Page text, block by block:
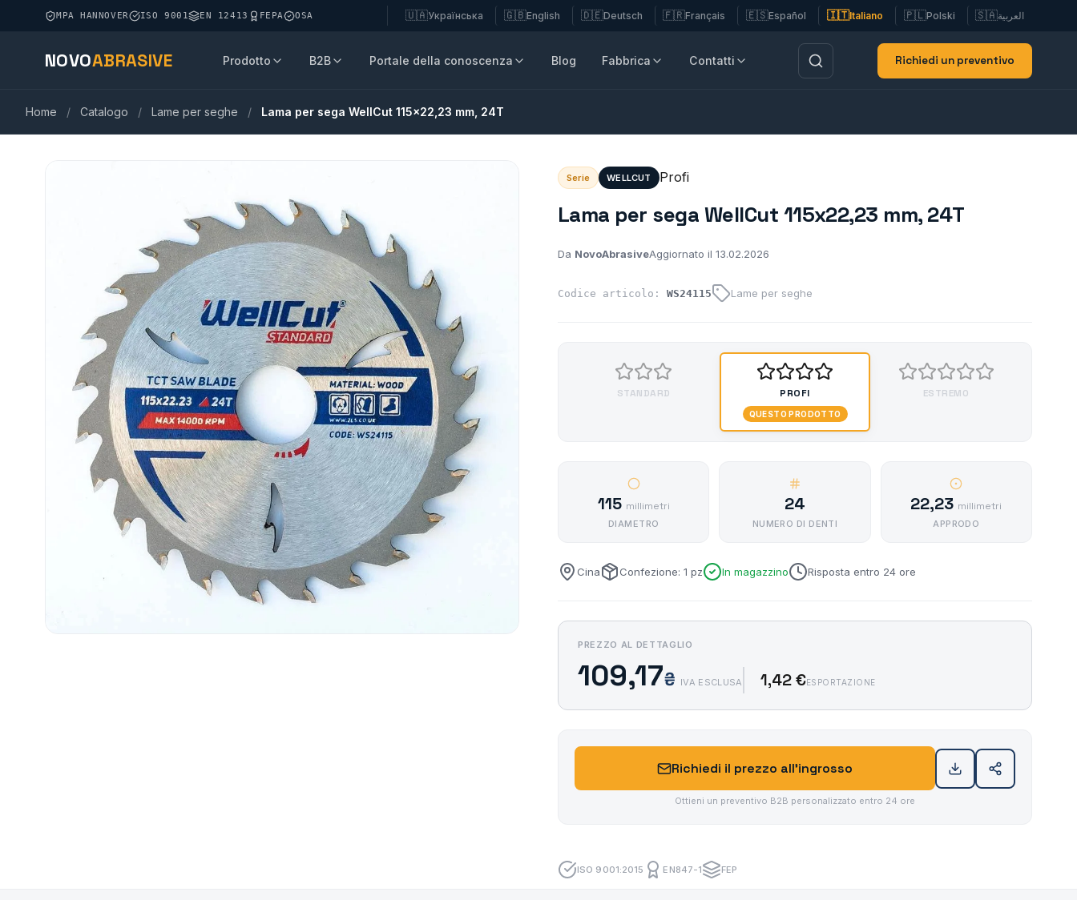
MPA HANNOVER ISO 9001 EN 12413 FEPA OSA 🇺🇦Українська 🇬🇧English 🇩🇪Deutsch 🇫🇷Français 🇪🇸Español 🇮🇹Italiano 🇵🇱Polski 🇸🇦العربية
NOVOABRASIVE Prodotto B2B Portale della conoscenza Blog Fabbrica Contatti Richiedi un preventivo
Home / Catalogo / Lame per seghe / Lama per sega WellCut 115x22,23 mm, 24T
Serie WELLCUT Profi
Lama per sega WellCut 115x22,23 mm, 24T
Da NovoAbrasiveAggiornato il 13.02.2026
Codice articolo: WS24115 Lame per seghe
STANDARD PROFI
QUESTO PRODOTTO
ESTREMO
115 millimetri
DIAMETRO
24
NUMERO DI DENTI
22,23 millimetri
APPRODO
Cina Confezione: 1 pz In magazzino Risposta entro 24 ore
PREZZO AL DETTAGLIO
109,17₴ IVA ESCLUSA 1,42 €ESPORTAZIONE
Richiedi il prezzo all'ingrosso
Ottieni un preventivo B2B personalizzato entro 24 ore
ISO 9001:2015 EN847-1 FEP